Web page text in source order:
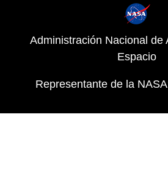
Administración Nacional de
Espacio
Representante de la